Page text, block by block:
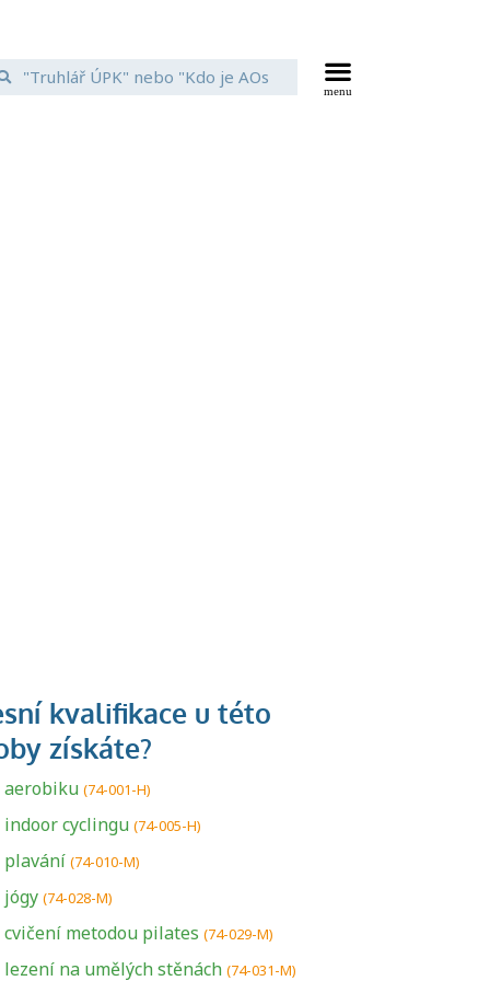
(74-001-H)
cyclingu (74-005-H)
(74-010-M)
(74-028-M)
metodou pilates (74-029-M)
na umělých stěnách (74-031-M)